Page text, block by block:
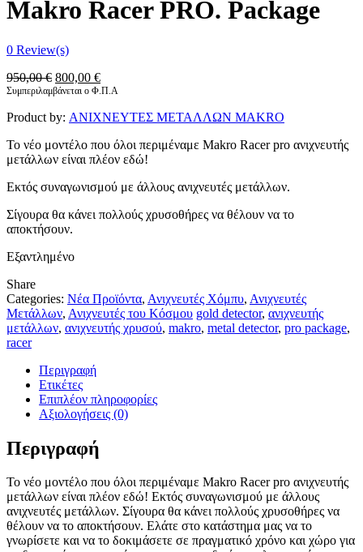
Makro Racer PRO. Package
0 Review(s)
950,00€ Original
price
950,00 €.
800,00 €Η
τρέχουσα
είναι:
Συμπεριλαμβάνεται ο Φ.Π.Α
Product by: ΑΝΙΧΝΕΥΤΕΣ ΜΕΤΑΛΛΩΝ MAKRO
Το νέο μοντέλο που όλοι περιμέναμε Makro Racer pro ανιχνευτής
μετάλλων είναι πλέον εδώ!
Εκτός συναγωνισμού με άλλους ανιχνευτές μετάλλων.
Σίγουρα θα κάνει πολλούς χρυσοθήρες να θέλουν να το
αποκτήσουν.
Εξαντλημένο
Share
Categories: Νέα Προϊόντα, Ανιχνευτές Χόμπυ, Ανιχνευτές
Μετάλλων, Ανιχνευτές του Κόσμου gold detector, ανιχνευτής
μετάλλων, ανιχνευτής χρυσού, makro, metal detector, pro package,
racer
Περιγραφή
Ετικέτες
Επιπλέον πληροφορίες
Αξιολογήσεις (0)
Περιγραφή
Το νέο μοντέλο που όλοι περιμέναμε Makro Racer pro ανιχνευτής
μετάλλων είναι πλέον εδώ! Εκτός συναγωνισμού με άλλους
ανιχνευτές μετάλλων. Σίγουρα θα κάνει πολλούς χρυσοθήρες να
θέλουν να το αποκτήσουν. Ελάτε στο κατάστημα μας να το
γνωρίσετε και να το δοκιμάσετε σε πραγματικό χρόνο και χώρο για